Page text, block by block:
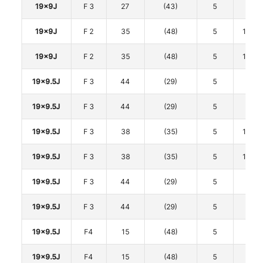
19x9J F 3 27 (43) 5
19x9J F 2 35 (48) 5 114.3
19x9J F 2 35 (48) 5 114.3
19x9.5J F 3 44 (29) 5
19x9.5J F 3 44 (29) 5
19x9.5J F 3 38 (35) 5 114.3
19x9.5J F 3 38 (35) 5 114.3
19x9.5J F 3 44 (29) 5
19x9.5J F 3 44 (29) 5
19x9.5J F4 15 (48) 5
19x9.5J F4 15 (48) 5